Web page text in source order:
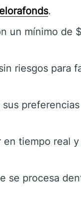
.
un mínimo de
riesgos para
sus
en tiempo real
se procesa